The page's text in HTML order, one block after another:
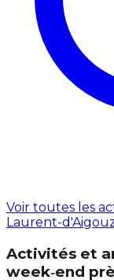
Voir toutes les
Laurent-
Activités et
week‑end